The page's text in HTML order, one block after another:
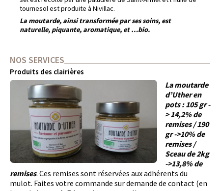
tournesol est produite à Nivillac.
La moutarde, ainsi transformée par ses soins, est
naturelle, piquante, aromatique, et …bio.
NOS SERVICES
Produits des clairières
La moutarde
d’Uther en
pots : 105 gr -
> 14,2% de
remises / 190
gr ->10% de
remises /
Sceau de 2kg
->13,8% de
remises. Ces remises sont réservées aux adhérents du
mulot. Faites votre commande sur demande de contact (en